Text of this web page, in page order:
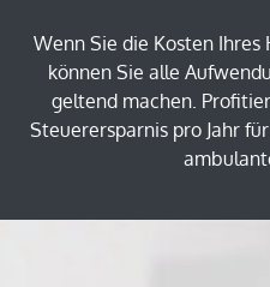
Wenn Sie die Kosten
können Sie alle
geltend machen.
Steuerersparnis pro Jahr